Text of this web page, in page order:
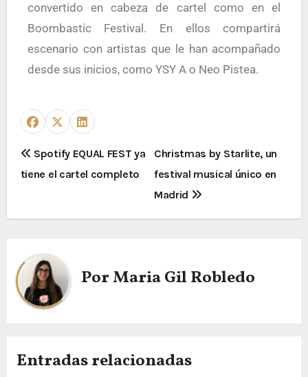
convertido en cabeza de cartel como en el
Boombastic Festival. En ellos compartirá
escenario con artistas que le han acompañado
desde sus inicios, como YSY A o Neo Pistea.
Spotify EQUAL FEST ya
tiene el cartel completo
Christmas by Starlite, un
festival musical único en
Madrid
PorMaria Gil Robledo
Entradas relacionadas